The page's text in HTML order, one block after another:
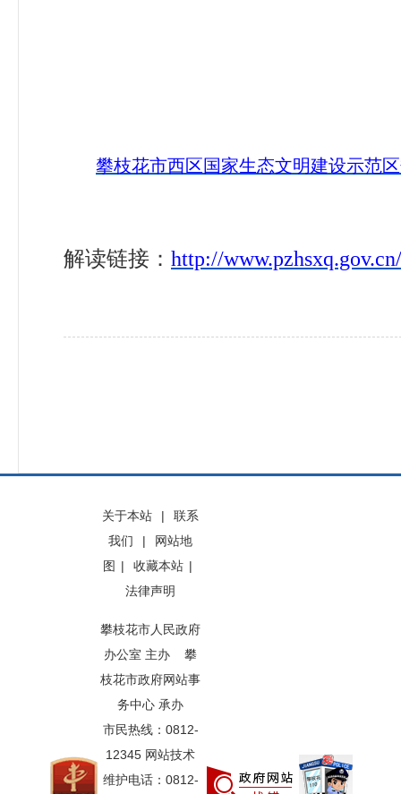
攀枝花市西区国家生态文明建设示范
解读链接： http://
关于本站 |
联系
我们
|
网站地
图 | 收藏本站 |
法律声明
攀枝花市人民政府
办公室 主办 攀
枝花市政府网站事
务中心 承办
市民热线：0812-
12345 网站技术
维护电话：0812-